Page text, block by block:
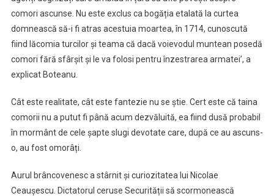
comori ascunse. Nu este exclus ca bogăția etalată la curtea
domnească să-i fi atras acestuia moartea, în 1714, cunoscută
fiind lăcomia turcilor și teama că dacă voievodul muntean posedă
comori fără sfârșit și le va folosi pentru înzestrarea armatei’, a
explicat Boteanu.
Cât este realitate, cât este fantezie nu se știe. Cert este că taina
comorii nu a putut fi până acum dezvăluită, ea fiind dusă probabil
în mormânt de cele șapte slugi devotate care, după ce au ascuns-
o, au fost omorâți.
Aurul brâncovenesc a stârnit și curiozitatea lui Nicolae
Ceaușescu. Dictatorul ceruse Securității să scormonească